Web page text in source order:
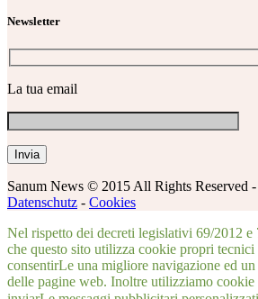
Newsletter
La tua email
Sanum News © 2015 All Rights Reserved -
Datenschutz - Cookies
Nel rispetto dei decreti legislativi 69/2012
che questo sito utilizza cookie propri tecnici
consentirLe una migliore navigazione ed
delle pagine web. Inoltre utilizziamo